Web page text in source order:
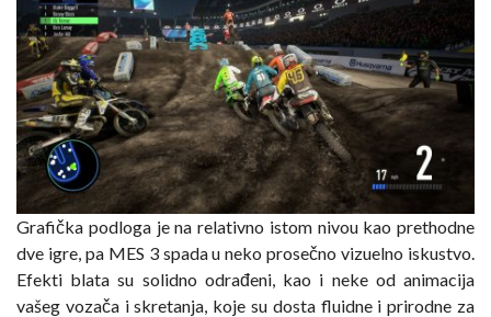
Grafička podloga je na relativno istom nivou kao prethodne
dve igre, pa MES 3 spada u neko prosečno vizuelno iskustvo.
Efekti blata su solidno odrađeni, kao i neke od animacija
vašeg vozača i skretanja, koje su dosta fluidne i prirodne za